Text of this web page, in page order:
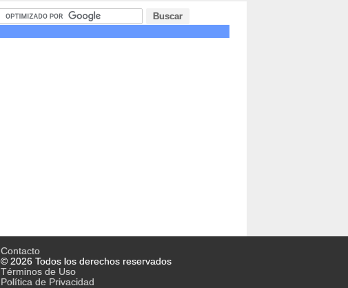
Contacto
© 2026 Todos los derechos reservados
Términos de Uso
Política de Privacidad